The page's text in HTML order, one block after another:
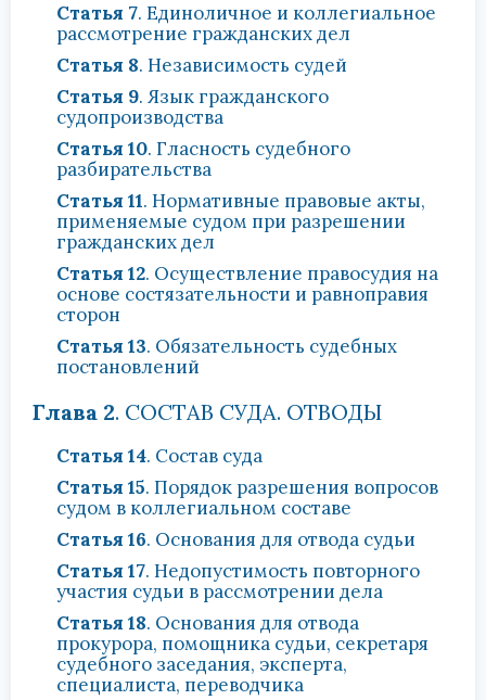
Статья 7. Единоличное и коллегиальное
рассмотрение гражданских дел
Статья 8. Независимость судей
Статья 9. Язык гражданского
судопроизводства
Статья 10. Гласность судебного
разбирательства
Статья 11. Нормативные правовые акты,
применяемые судом при разрешении
гражданских дел
Статья 12. Осуществление правосудия на
основе состязательности и равноправия
сторон
Статья 13. Обязательность судебных
постановлений
Глава 2. СОСТАВ СУДА. ОТВОДЫ
Статья 14. Состав суда
Статья 15. Порядок разрешения вопросов
судом в коллегиальном составе
Статья 16. Основания для отвода судьи
Статья 17. Недопустимость повторного
участия судьи в рассмотрении дела
Статья 18. Основания для отвода
прокурора, помощника судьи, секретаря
судебного заседания, эксперта,
специалиста, переводчика